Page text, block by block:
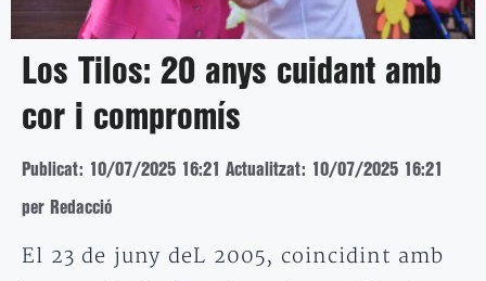
Los Tilos: 20 anys cuidant amb
cor i compromís
Publicat: 10/07/2025 16:21 Actualitzat: 10/07/2025 16:21
per Redacció
El 23 de juny deL 2005, coincidint amb